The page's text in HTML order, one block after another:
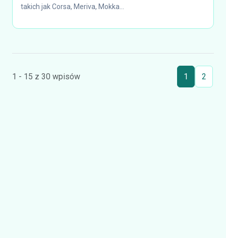
takich jak Corsa, Meriva, Mokka...
1 - 15 z 30 wpisów 1 2